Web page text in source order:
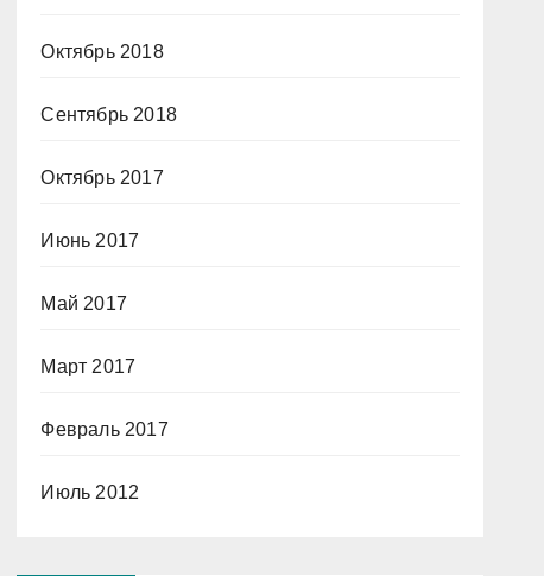
Октябрь 2018
Сентябрь 2018
Октябрь 2017
Июнь 2017
Май 2017
Март 2017
Февраль 2017
Июль 2012